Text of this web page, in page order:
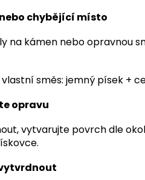
chybějící místo
na kámen nebo opravnou
směs: jemný písek +
opravu
vytvarujte povrch dle